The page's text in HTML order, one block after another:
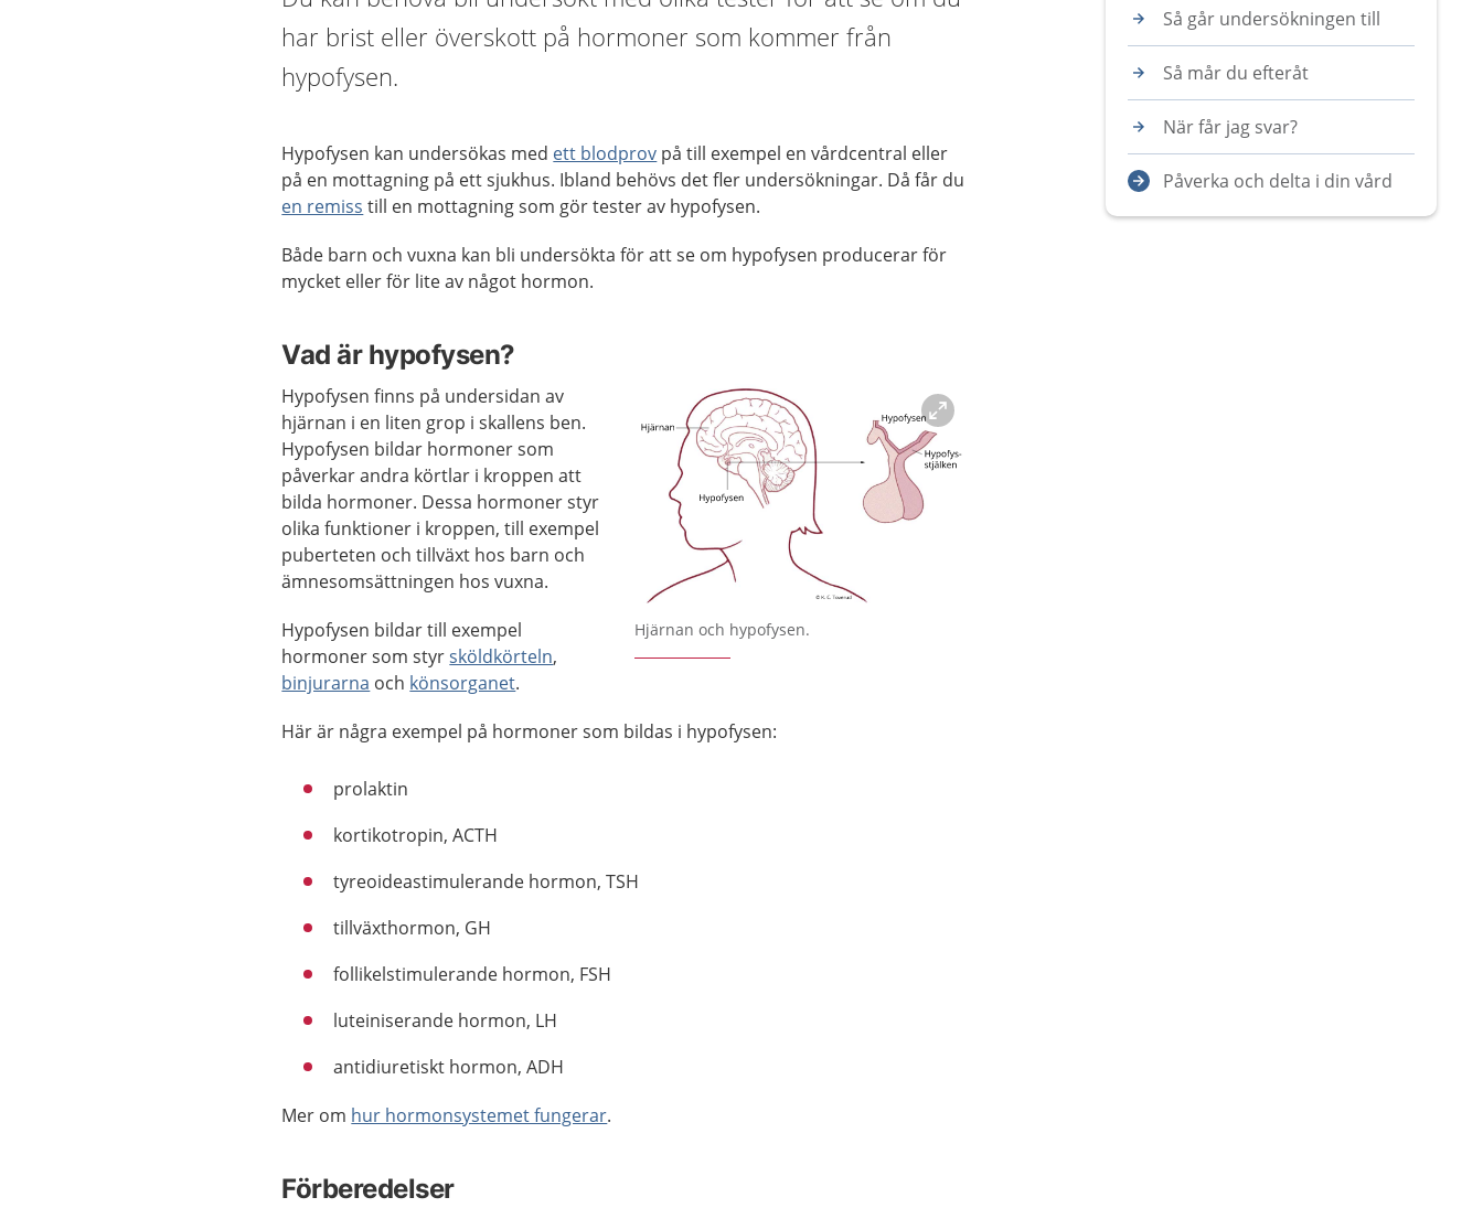
har brist eller överskott på hormoner som kommer från
hypofysen.
Hypofysen kan undersökas med ett blodprov på till exempel en vårdcentral eller
på en mottagning på ett sjukhus. Ibland behövs det fler undersökningar. Då får du
en remiss till en mottagning som gör tester av hypofysen.
Både barn och vuxna kan bli undersökta för att se om hypofysen producerar för
mycket eller för lite av något hormon.
Vad är hypofysen?
Förstora bilden
Hjärnan och hypofysen.
Hypofysen finns på undersidan av
hjärnan i en liten grop i skallens ben.
Hypofysen bildar hormoner som
påverkar andra körtlar i kroppen att
bilda hormoner. Dessa hormoner styr
olika funktioner i kroppen, till exempel
puberteten och tillväxt hos barn och
ämnesomsättningen hos vuxna.
Hypofysen bildar till exempel
hormoner som styrsköldkörteln,
binjurarna och könsorganet.
Här är några exempel på hormoner som bildas i hypofysen:
prolaktin
kortikotropin, ACTH
tyreoideastimulerande hormon, TSH
tillväxthormon, GH
follikelstimulerande hormon, FSH
luteiniserande hormon, LH
antidiuretiskt hormon, ADH
Mer om hur hormonsystemet fungerar.
Förberedelser
Så går undersökningen till
Så mår du efteråt
När får jag svar?
Påverka och delta i din vård